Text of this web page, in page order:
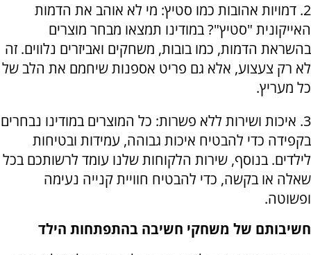
2. דמויות אהובות כמו סטיץ: מי לא אוהב את הדמות
האייקונית "סטיץ"? במודינו תמצאו מבחר מוצרים
בהשראת הדמות, כמו בובות, משחקים ואביזרים נלווים. זה
לא רק צעצוע, אלא גם פריט אספנות שיחמם את הלב של
כל מעריץ.
3. איכות ושירות ללא פשרות: כל המוצרים במודינו נבחרים
בקפידה כדי להבטיח איכות גבוהה, עמידות ובטיחות
לילדים. בנוסף, שירות הלקוחות שלנו עומד לרשותכם בכל
שאלה או בקשה, כדי להבטיח חוויית קנייה נעימה
ופשוטה.
חשיבותם של משחקי חשיבה בהתפתחות הילד